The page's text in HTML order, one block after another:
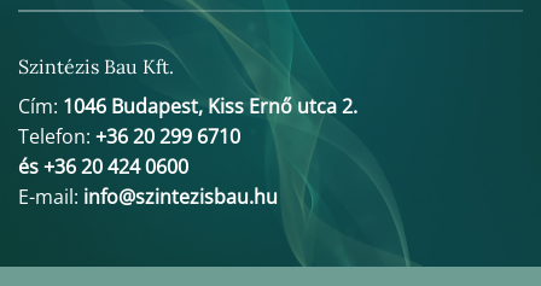
Szintézis Bau Kft.
Cím: 1046 Budapest, Kiss Ernő utca 2.
Telefon: +36 20 299 6710
és +36 20 424 0600
E-mail: info@szintezisbau.hu